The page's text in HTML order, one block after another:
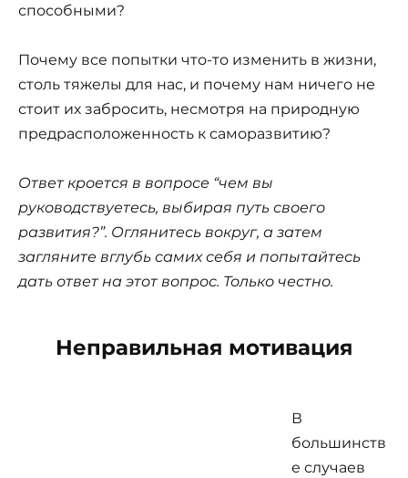
способными?
Почему все попытки что-то изменить в жизни,
столь тяжелы для нас, и почему нам ничего не
стоит их забросить, несмотря на природную
предрасположенность к саморазвитию?
Ответ кроется в вопросе “чем вы
руководствуетесь, выбирая путь своего
развития?”. Оглянитесь вокруг, а затем
загляните вглубь самих себя и попытайтесь
дать ответ на этот вопрос. Только честно.
Неправильная мотивация
В
большинств
е случаев